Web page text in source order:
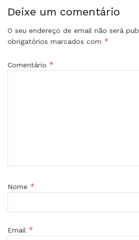
Deixe um comentário
O seu endereço de email não será
obrigatórios marcados com *
Comentário *
Nome *
Email *